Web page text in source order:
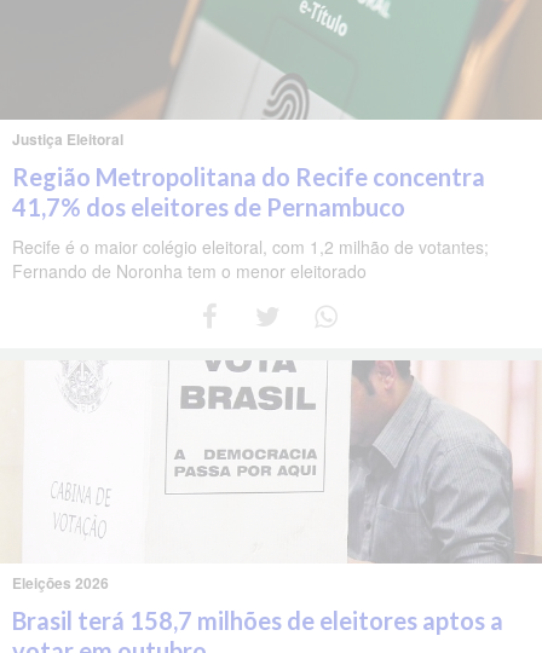
Justiça Eleitoral
Região Metropolitana do Recife concentra
41,7% dos eleitores de Pernambuco
Recife é o maior colégio eleitoral, com 1,2 milhão de votantes;
Fernando de Noronha tem o menor eleitorado
Eleições 2026
Brasil terá 158,7 milhões de eleitores aptos a